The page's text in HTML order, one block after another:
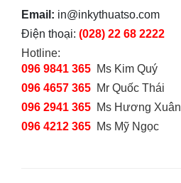
Email: in@inkythuatso.com
Điện thoại: (028) 22 68 2222
Hotline:
096 9841 365 Ms Kim Quý
096 4657 365 Mr Quốc Thái
096 2941 365 Ms Hương Xuân
096 4212 365 Ms Mỹ Ngọc